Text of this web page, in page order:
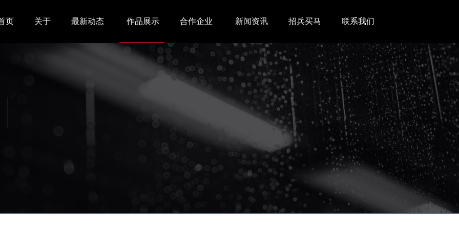
页 关于 最新动态 作品展示 合作企业 新闻资讯 招兵买马 联系我们